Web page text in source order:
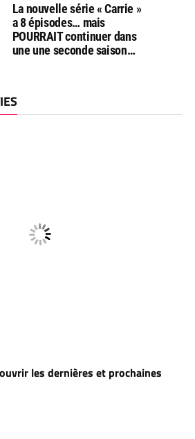
La nouvelle série « Carrie »
a 8 épisodes… mais
POURRAIT continuer dans
une une seconde saison…
les dernières et prochaines